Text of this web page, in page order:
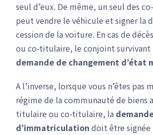
seul d’eux. De même, un seul des
peut vendre le véhicule et signer la
cession de la voiture. En cas de
ou co-titulaire, le conjoint survivant
demande de changement d’état
A l’inverse, lorsque vous n’êtes pas
régime de la communauté de biens
titulaire ou co-titulaire, la
d’immatriculation doit être signée